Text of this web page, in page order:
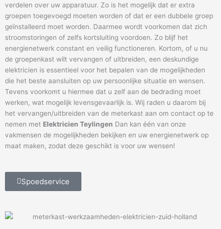
verdelen over uw apparatuur. Zo is het mogelijk dat er extra
groepen toegevoegd moeten worden of dat er een dubbele groep
geïnstalleerd moet worden. Daarmee wordt voorkomen dat zich
stroomstoringen of zelfs kortsluiting voordoen. Zo blijf het
energienetwerk constant en veilig functioneren. Kortom, of u nu
de groepenkast wilt vervangen of uitbreiden, een deskundige
elektricien is essentieel voor het bepalen van de mogelijkheden
die het beste aansluiten op uw persoonlijke situatie en wensen.
Tevens voorkomt u hiermee dat u zelf aan de bedrading moet
werken, wat mogelijk levensgevaarlijk is. Wij raden u daarom bij
het vervangen/uitbreiden van de meterkast aan om contact op te
nemen met Elektricien Teylingen Dan kan één van onze
vakmensen de mogelijkheden bekijken en uw energienetwerk op
maat maken, zodat deze geschikt is voor uw wensen!
Spoedservice